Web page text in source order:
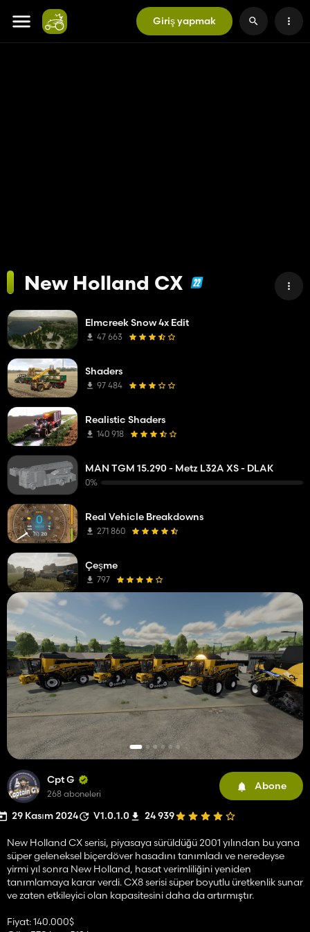
Giriş yapmak
New Holland CX
Cpt G
268 aboneleri
Abone
29 Kasım 2024 V1.0.1.0 24 939
New Holland CX serisi, piyasaya sürüldüğü 2001 yılından bu yana
süper geleneksel biçerdöver hasadını tanımladı ve neredeyse
yirmi yıl sonra New Holland, hasat verimliliğini yeniden
tanımlamaya karar verdi. CX8 serisi süper boyutlu üretkenlik sunar
ve zaten etkileyici olan kapasitesini daha da artırmıştır.
Fiyat: 140.000$
Elmcreek Snow 4x Edit
47 663
Shaders
97 484
Realistic Shaders
140 918
MAN TGM 15.290 - Metz L32A XS - DLAK
0%
Real Vehicle Breakdowns
271 860
Çeşme
797